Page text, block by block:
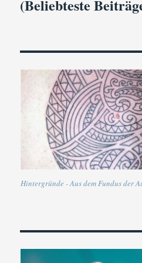
(Beliebteste
Hintergründe - Aus dem Fundus der